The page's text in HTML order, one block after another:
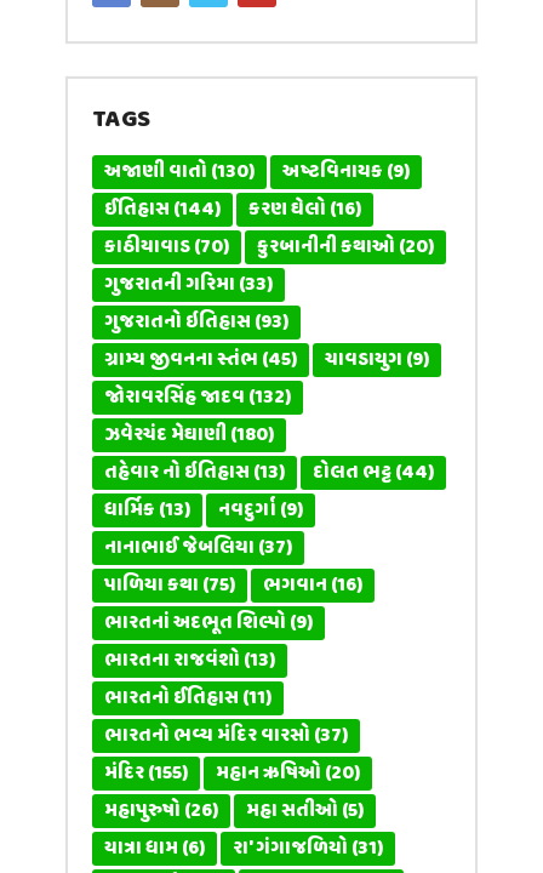
TAGS
અજાણી વાતો(130) અષ્ટવિનાયક(9)
ઈતિહાસ(144) કરણ ઘેલો(16)
કાઠીયાવાડ(70) કુરબાનીની કથાઓ(20)
ગુજરાતની ગરિમા(33)
ગુજરાતનો ઇતિહાસ(93)
ગ્રામ્ય જીવનના સ્તંભ(45) ચાવડાયુગ(9)
જોરાવરસિંહ જાદવ(132)
ઝવેરચંદ મેઘાણી(180)
તહેવાર નો ઇતિહાસ(13) દોલત ભટ્ટ(44)
ધાર્મિક(13) નવદુર્ગા(9)
નાનાભાઈ જેબલિયા(37)
પાળિયા કથા(75) ભગવાન(16)
ભારતનાં અદભૂત શિલ્પો(9)
ભારતના રાજવંશો(13)
ભારતનો ઈતિહાસ(11)
ભારતનો ભવ્ય મંદિર વારસો(37)
મંદિર(155) મહાન ઋષિઓ(20)
મહાપુરુષો(26) મહા સતીઓ(5)
યાત્રા ધામ(6) રા' ગંગાજળિયો(31)